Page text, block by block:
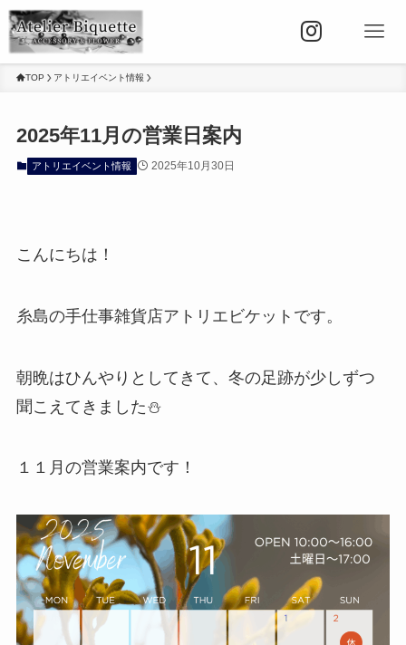
TOP アトリエイベント情報
2025年11月の営業日案内
アトリエイベント情報 2025年10月30日
こんにちは！
糸島の手仕事雑貨店アトリエビケットです。
朝晩はひんやりとしてきて、冬の足跡が少しずつ
聞こえてきました⛄
１１月の営業案内です！